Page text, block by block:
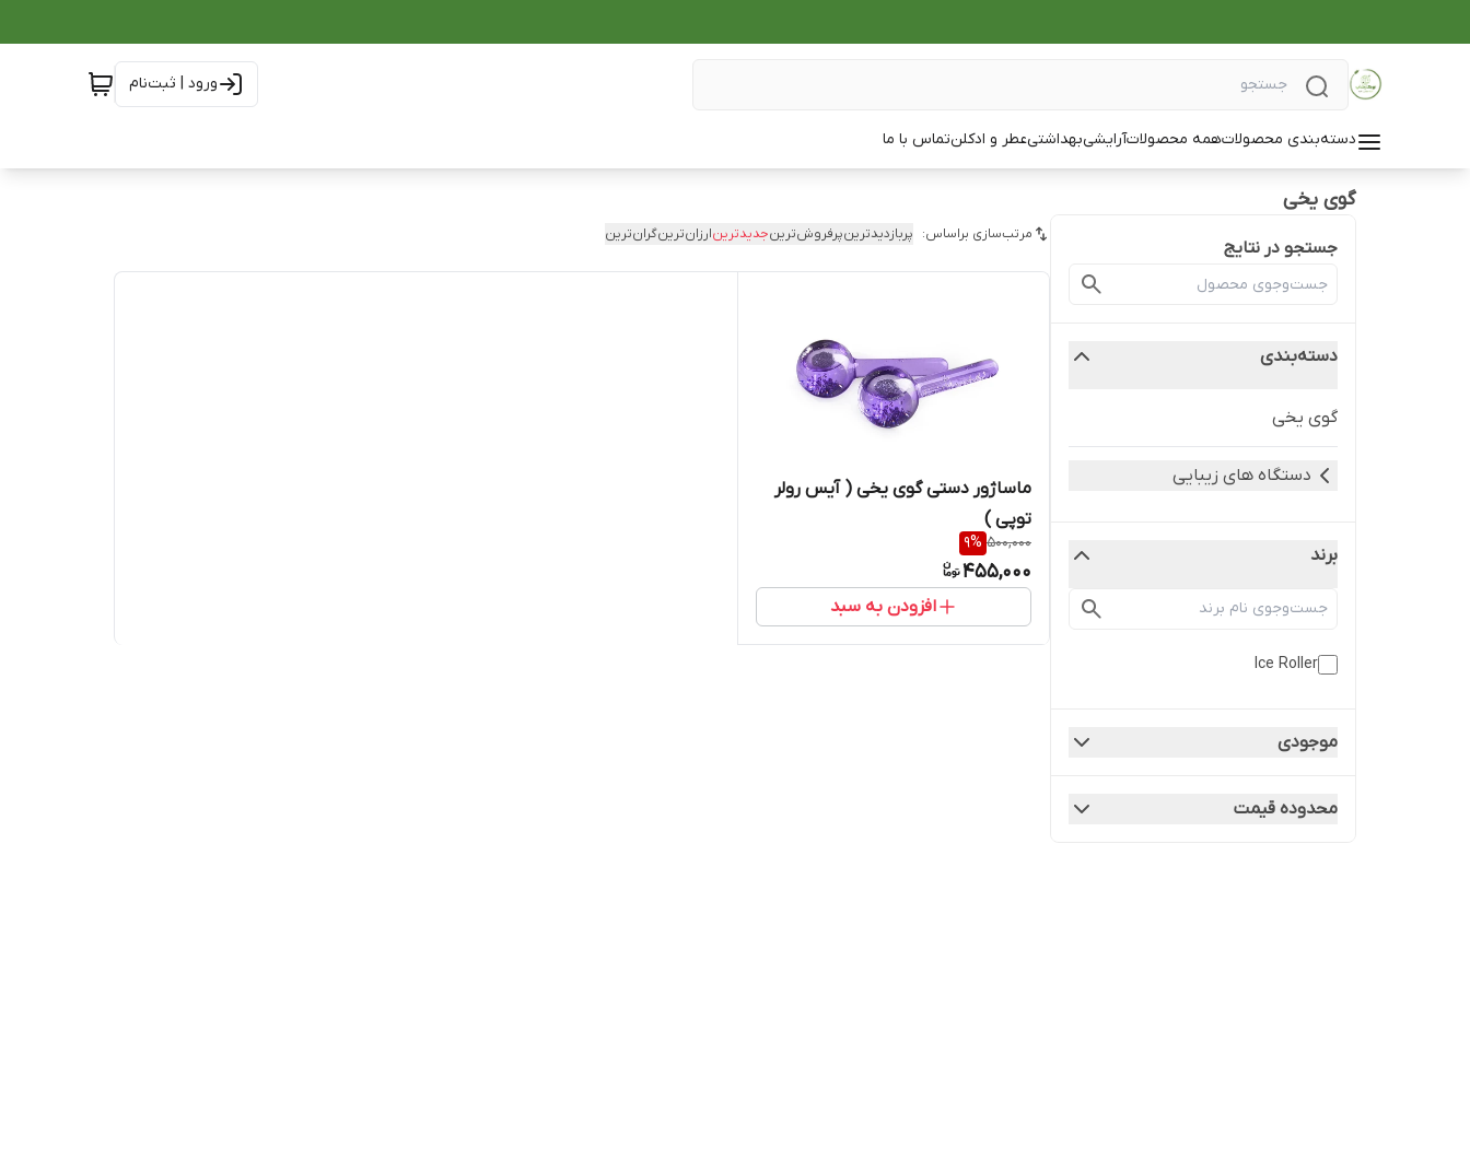
ورود | ثبت‌نام
دسته‌بندی محصولاتهمه محصولاتآرایشیبهداشتیعطر و ادکلنتماس با ما
گوی یخی
جستجو در نتایج
دسته‌بندی
گوی یخی
دستگاه های زیبایی
برند
Ice Roller
موجودی
محدوده قیمت
مرتب‌سازی براساس: پربازدیدترینپرفروش‌ترینجدیدترینارزان‌ترینگران‌ترین
ماساژور دستی گوی یخی ( آیس رولر
توپی )
500,000
9%
455,000
افزودن به سبد